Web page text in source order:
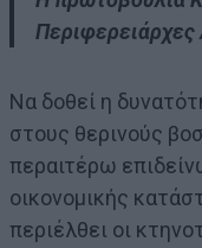
Να δοθεί η
στους θερινούς
περαιτέρω
οικονομικής
περιέλθει οι